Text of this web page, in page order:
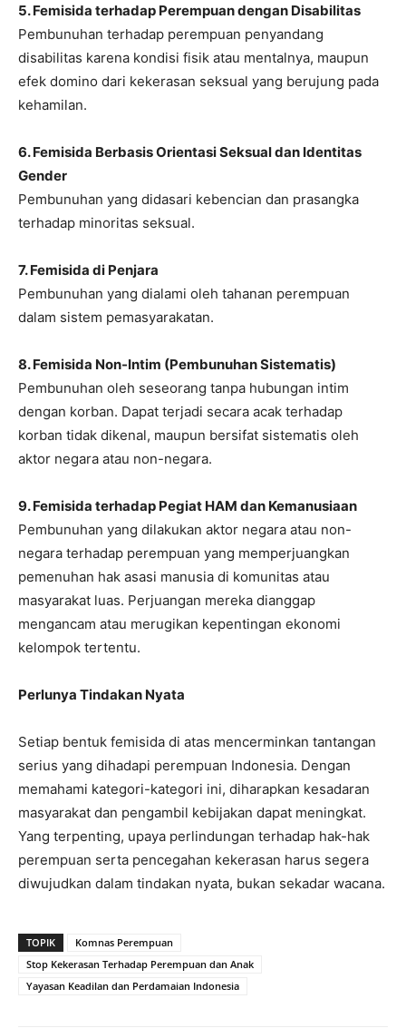
5. Femisida terhadap Perempuan dengan Disabilitas
Pembunuhan terhadap perempuan penyandang
disabilitas karena kondisi fisik atau mentalnya, maupun
efek domino dari kekerasan seksual yang berujung pada
kehamilan.
6. Femisida Berbasis Orientasi Seksual dan Identitas
Gender
Pembunuhan yang didasari kebencian dan prasangka
terhadap minoritas seksual.
7. Femisida di Penjara
Pembunuhan yang dialami oleh tahanan perempuan
dalam sistem pemasyarakatan.
8. Femisida Non-Intim (Pembunuhan Sistematis)
Pembunuhan oleh seseorang tanpa hubungan intim
dengan korban. Dapat terjadi secara acak terhadap
korban tidak dikenal, maupun bersifat sistematis oleh
aktor negara atau non-negara.
9. Femisida terhadap Pegiat HAM dan Kemanusiaan
Pembunuhan yang dilakukan aktor negara atau non-
negara terhadap perempuan yang memperjuangkan
pemenuhan hak asasi manusia di komunitas atau
masyarakat luas. Perjuangan mereka dianggap
mengancam atau merugikan kepentingan ekonomi
kelompok tertentu.
Perlunya Tindakan Nyata
Setiap bentuk femisida di atas mencerminkan tantangan
serius yang dihadapi perempuan Indonesia. Dengan
memahami kategori-kategori ini, diharapkan kesadaran
masyarakat dan pengambil kebijakan dapat meningkat.
Yang terpenting, upaya perlindungan terhadap hak-hak
perempuan serta pencegahan kekerasan harus segera
diwujudkan dalam tindakan nyata, bukan sekadar wacana.
TOPIK
Komnas Perempuan
Stop Kekerasan Terhadap Perempuan dan Anak
Yayasan Keadilan dan Perdamaian Indonesia